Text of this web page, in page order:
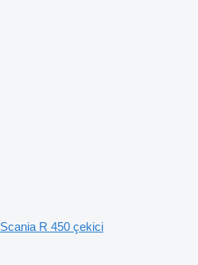
Scania R 450 çekici